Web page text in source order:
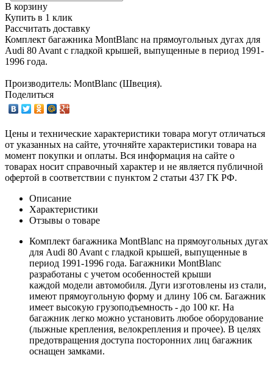
В корзину
Купить в 1 клик
Рассчитать доставку
Комплект багажника MontBlanc на прямоугольных дугах для
Audi 80 Avant с гладкой крышей, выпущенные в период 1991-
1996 года.
Производитель: MontBlanc (Швеция).
Поделиться
Цены и технические характеристики товара могут отличаться
от указанных на сайте, уточняйте характеристики товара на
момент покупки и оплаты. Вся информация на сайте о
товарах носит справочный характер и не является публичной
офертой в соответствии с пунктом 2 статьи 437 ГК РФ.
Описание
Характеристики
Отзывы о товаре
Комплект багажника MontBlanc на прямоугольных дугах
для Audi 80 Avant с гладкой крышей, выпущенные в
период 1991-1996 года. Багажники MontBlanc
разработаны с учетом особенностей крыши
каждой модели автомобиля. Дуги изготовлены из стали,
имеют прямоугольную форму и длину 106 см. Багажник
имеет высокую грузоподъемность - до 100 кг. На
багажник легко можно установить любое оборудование
(лыжные крепления, велокрепления и прочее). В целях
предотвращения доступа посторонних лиц багажник
оснащен замками.